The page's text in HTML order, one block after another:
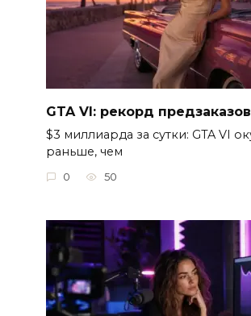
GTA VI: рекорд предзаказов
$3 миллиарда за сутки: GTA VI
раньше, чем
0 50